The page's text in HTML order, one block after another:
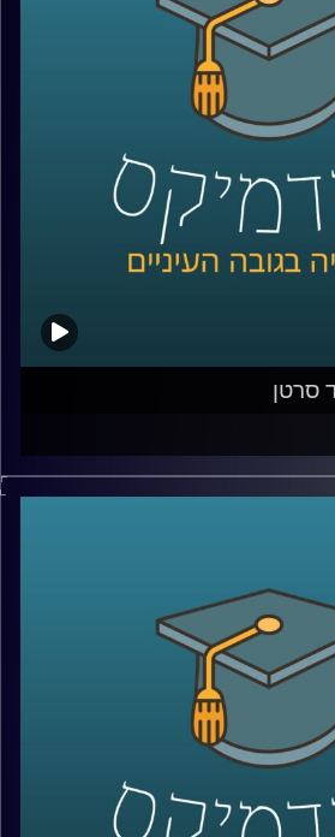
מארחים את פרופ’ יואב יאיר,
האקלים וחבר סגל בבית הספר
לישראל, כיל ובזן באוניברסיטת
חוקר מוביל במדעי האטמוספירה
ברקים, שדוני ברקים, חשמל
על האקלים.
בשיחה נצלול מהפסגות הבינלאומיות של COP30 אל מחקרי
מגובה של מאות קילומטרים,
רמון ז״ל ואיתן סטיבה. נדבר על מה
ומה התפקיד של ישראל, האקדמיה
סרטן
למסע מרתק אל אחד התחומים
הרפואה, חקר הגנום והביולוגיה
את הדרך שבה נאבחן ונעקוב אחרי
אדיר, שחקר את הגנומים של
יכול להציל חיים בעתיד הקרוב?
פרנקל־מורגנשטרן, מרצה בכירה
סינתטית באוניברסיטת רייכמן, מומחית
וביולוגיה חישובית, שחתומה על
וחדשנות רפואית ומביאה איתה חזון
מותאמת אישית תהיה חלק מהמציאות